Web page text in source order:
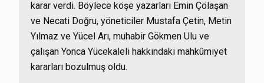
karar verdi. Böylece köşe yazarları Emin Çölaşan
ve Necati Doğru, yöneticiler Mustafa Çetin, Metin
Yılmaz ve Yücel Arı, muhabir Gökmen Ulu ve
çalışan Yonca Yücekaleli hakkındaki mahkûmiyet
kararları bozulmuş oldu.